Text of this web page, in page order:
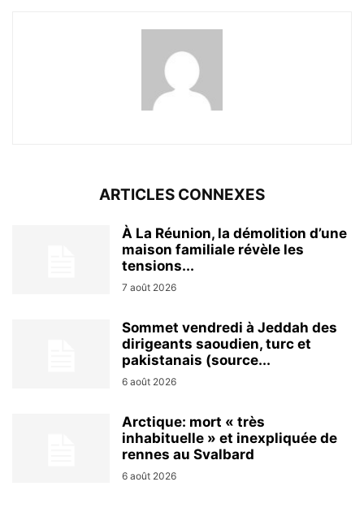
ARTICLES CONNEXES
À La Réunion, la démolition d’une
maison familiale révèle les
tensions...
7 août 2026
Sommet vendredi à Jeddah des
dirigeants saoudien, turc et
pakistanais (source...
6 août 2026
Arctique: mort « très
inhabituelle » et inexpliquée de
rennes au Svalbard
6 août 2026